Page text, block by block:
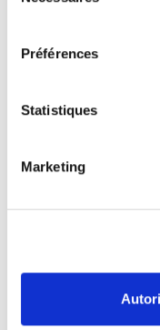
Préférences
Statistiques
Marketing
GRÈVE GÉNÉRALE
Large soutien à la